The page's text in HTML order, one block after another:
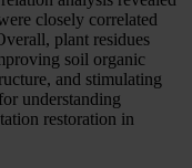
closely correlated
plant residues
soil organic
and stimulating
understanding
restoration in